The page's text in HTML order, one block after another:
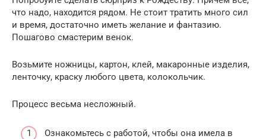
что надо, находится рядом. Не стоит тратить много сил
и время, достаточно иметь желание и фантазию.
Пошагово смастерим венок.
Возьмите ножницы, картон, клей, макаронные изделия,
ленточку, краску любого цвета, колокольчик.
Процесс весьма несложный.
Ознакомьтесь с работой, чтобы она имела в